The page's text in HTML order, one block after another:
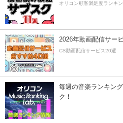
オリコン顧客満足度ランキ
2026年動画配信サー
CS動画配信サービス20選
毎週の音楽ランキン
ク！